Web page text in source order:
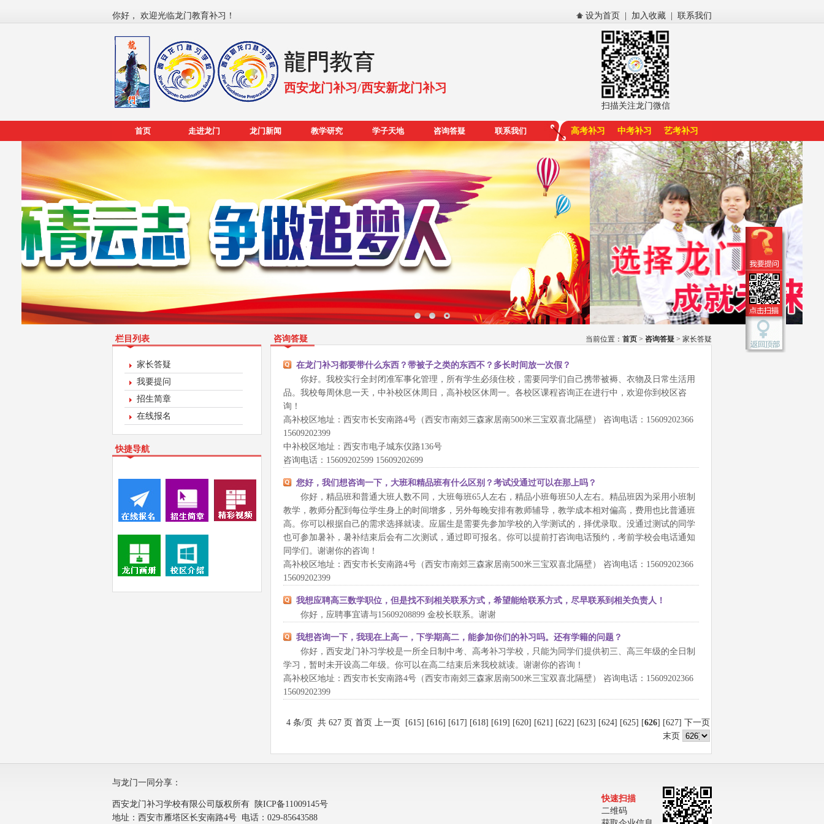
你好， 欢迎光临龙门教育补习！ 设为首页 加入收藏 联系我们
西安龙门补习/西安新龙门补习
扫描关注龙门微信
首页 走进龙门 龙门新闻 教学研究 学子天地 咨询答疑 联系我们 高考补习 中考补习 艺考补习
栏目列表
家长答疑
我要提问
招生简章
在线报名
快捷导航
咨询答疑 当前位置： 首页 > 咨询答疑 > 家长答疑
在龙门补习都要带什么东西？带被子之类的东西不？多长时间放一次假？
你好。我校实行全封闭准军事化管理，所有学生必须住校，需要同学们自己携带被褥、衣物及日常生活用
品。我校每周休息一天，中补校区休周日，高补校区休周一。各校区课程咨询正在进行中，欢迎你到校区咨
询！
高补校区地址：西安市长安南路4号（西安市南郊三森家居南500米三宝双喜北隔壁） 咨询电话：15609202366
15609202399
中补校区地址：西安市电子城东仪路136号
咨询电话：15609202599 15609202699
您好，我们想咨询一下，大班和精品班有什么区别？考试没通过可以在那上吗？
你好，精品班和普通大班人数不同，大班每班65人左右，精品小班每班50人左右。精品班因为采用小班制
教学，教师分配到每位学生身上的时间增多，另外每晚安排有教师辅导，教学成本相对偏高，费用也比普通班
高。你可以根据自己的需求选择就读。应届生是需要先参加学校的入学测试的，择优录取。没通过测试的同学
也可参加暑补，暑补结束后会有二次测试，通过即可报名。你可以提前打咨询电话预约，考前学校会电话通知
同学们。谢谢你的咨询！
高补校区地址：西安市长安南路4号（西安市南郊三森家居南500米三宝双喜北隔壁） 咨询电话：15609202366
15609202399
我想应聘高三数学职位，但是找不到相关联系方式，希望能给联系方式，尽早联系到相关负责人！
你好，应聘事宜请与15609208899 金校长联系。谢谢
我想咨询一下，我现在上高一，下学期高二，能参加你们的补习吗。还有学籍的问题？
你好，西安龙门补习学校是一所全日制中考、高考补习学校，只能为同学们提供初三、高三年级的全日制
学习，暂时未开设高二年级。你可以在高二结束后来我校就读。谢谢你的咨询！
高补校区地址：西安市长安南路4号（西安市南郊三森家居南500米三宝双喜北隔壁） 咨询电话：15609202366
15609202399
4 条/页 共 627 页 首页 上一页 [615] [616] [617] [618] [619] [620] [621] [622] [623] [624] [625] [626] [627] 下一页
末页
与龙门一同分享：
西安龙门补习学校有限公司版权所有
陕ICP备11009145号
地址：西安市雁塔区长安南路4号 电话：029-85643588
快速扫描
二维码